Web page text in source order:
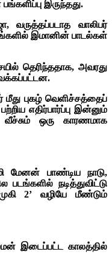
இருந்தது.
வருத்தப்படாத வாலிபர்
இமானின் பாடல்கள்
தெரிந்ததாக, அவரது
புகழ் வெளிச்சத்தைப்
எதிர்பார்ப்பு இன்னும்
ஒரு காரணமாக
மேனன் பாண்டிய நாடு,
படங்களில் நடித்துவிட்டு
2’ வழியே மீண்டும்
இடைப்பட்ட காலத்தில்